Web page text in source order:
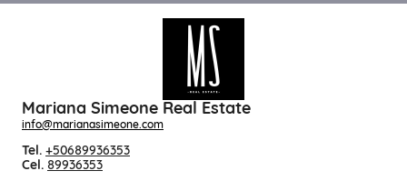
Mariana Simeone Real Estate
info@marianasimeone.com
Tel. +50689936353
Cel. 89936353